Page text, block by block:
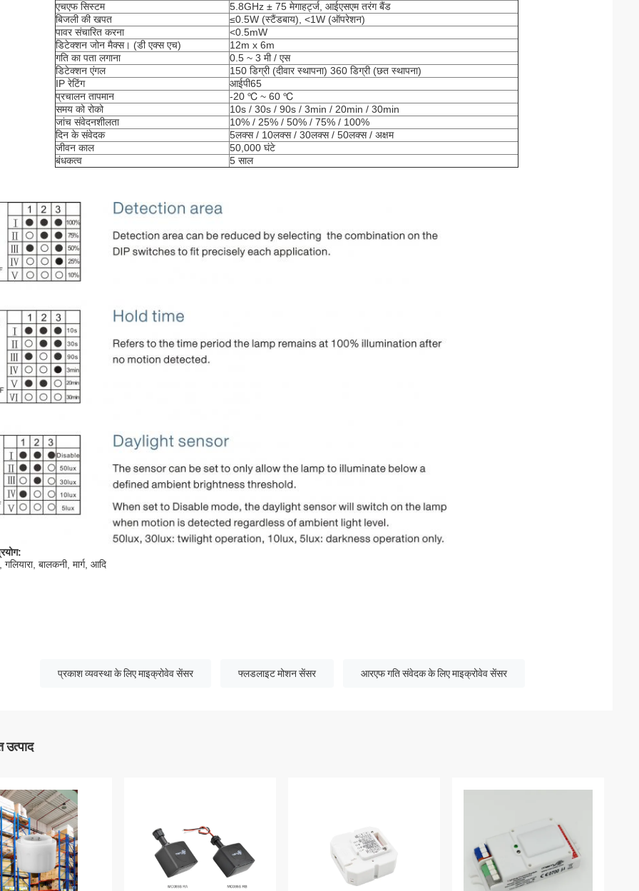
एचएफ सिस्टम
5.8GHz ± 75 मेगाहर्ट्ज, आईएसएम तरंग बैंड
बिजली की खपत
≤0.5W (स्टैंडबाय), <1W (ऑपरेशन)
पावर संचारित करना
<0.5mW
डिटेक्शन जोन मैक्स। (डी एक्स एच)
12m x 6m
गति का पता लगाना
0.5 ~ 3 मी / एस
डिटेक्शन एंगल
150 डिग्री (दीवार स्थापना) 360 डिग्री (छत स्थापना)
IP रेटिंग
आईपी65
प्रचालन तापमान
-20 ℃ ~ 60 ℃
समय को रोको
10s / 30s / 90s / 3min / 20min / 30min
जांच संवेदनशीलता
10% / 25% / 50% / 75% / 100%
दिन के संवेदक
5लक्स / 10लक्स / 30लक्स / 50लक्स / अक्षम
जीवन काल
50,000 घंटे
बंधकत्व
5 साल
गलियारा, बालकनी, मार्ग, आदि
प्रकाश व्यवस्था के लिए माइक्रोवेव सेंसर फ्लडलाइट मोशन सेंसर आरएफ गति संवेदक के लिए माइक्रोवेव सेंसर